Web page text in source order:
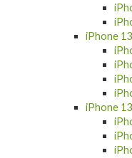
iPhone 13
iPhone